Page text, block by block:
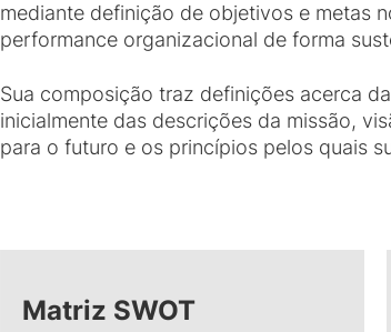
mediante definição de objetivos e metas
performance organizacional de forma
Sua composição traz definições acerca
inicialmente das descrições da missão,
para o futuro e os princípios pelos quais
Matriz SWOT